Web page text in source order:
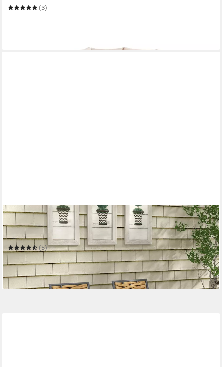
(3)
OUTSUNNY
Sitzgruppe Rattan Gartensessel Set mit Kissen, stapelbarer
Gartenstuhl
(5)
86,90 € UVP 239,90 €
-64%
in 2-3 Werktagen bei dir